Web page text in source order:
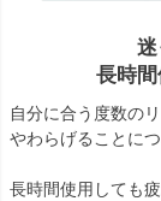
長時
自分に合う度数の
やわらげることにつ
長時間使用しても